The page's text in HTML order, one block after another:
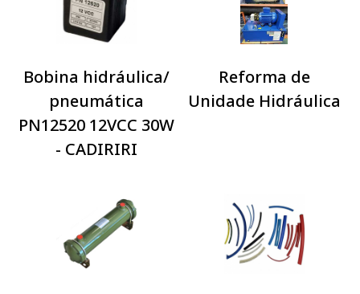
Bobina hidráulica/
pneumática
PN12520 12VCC 30W
- CADIRIRI
Reforma de
Unidade Hidráulica